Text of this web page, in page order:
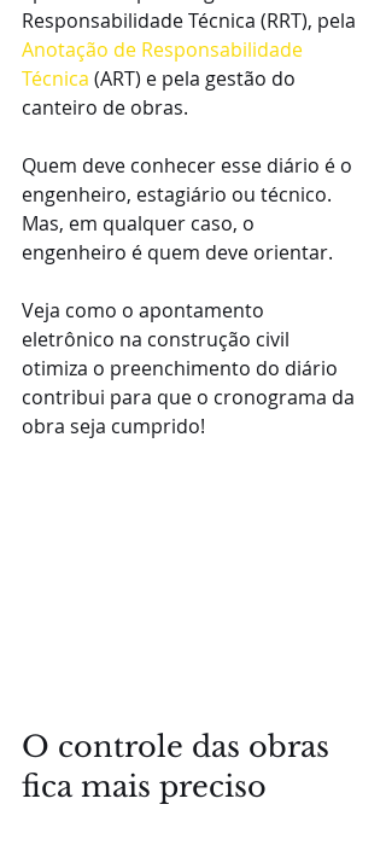
Responsabilidade Técnica (RRT), pela
Anotação de Responsabilidade
Técnica (ART) e pela gestão do
canteiro de obras.
Quem deve conhecer esse diário é o
engenheiro, estagiário ou técnico.
Mas, em qualquer caso, o
engenheiro é quem deve orientar.
Veja como o apontamento
eletrônico na construção civil
otimiza o preenchimento do diário
contribui para que o cronograma da
obra seja cumprido!
O controle das obras
fica mais preciso